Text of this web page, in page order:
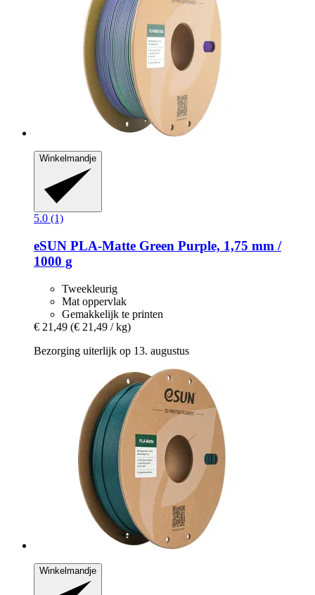
Winkelmandje
5.0 (1)
eSUN PLA-​Matte Green Purple, 1,75 mm /
1000 g
Tweekleurig
Mat oppervlak
Gemakkelijk te printen
€ 21,49 (€ 21,49 / kg)
Bezorging uiterlijk op 13. augustus
Winkelmandje